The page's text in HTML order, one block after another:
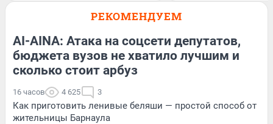
РЕКОМЕНДУЕМ
AI-AINA: Атака на соцсети депутатов,
бюджета вузов не хватило лучшим и
сколько стоит арбуз
16 часов 4 625 3
Как приготовить ленивые беляши — простой способ от
жительницы Барнаула